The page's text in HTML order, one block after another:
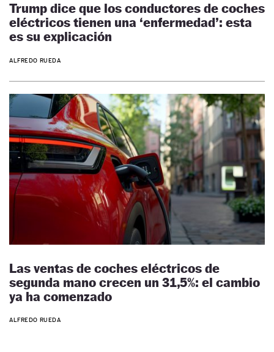
Trump dice que los conductores de coches
eléctricos tienen una ‘enfermedad’: esta
es su explicación
ALFREDO RUEDA
Las ventas de coches eléctricos de
segunda mano crecen un 31,5%: el cambio
ya ha comenzado
ALFREDO RUEDA